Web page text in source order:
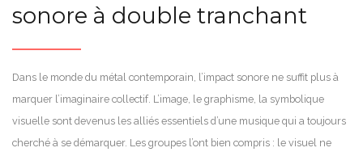
sonore à double tranchant
Dans le monde du métal contemporain, l’impact sonore ne suffit plus à
marquer l’imaginaire collectif. L’image, le graphisme, la symbolique
visuelle sont devenus les alliés essentiels d’une musique qui a toujours
cherché à se démarquer. Les groupes l’ont bien compris : le visuel ne